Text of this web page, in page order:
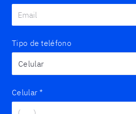
Tipo de teléfono
Celular *